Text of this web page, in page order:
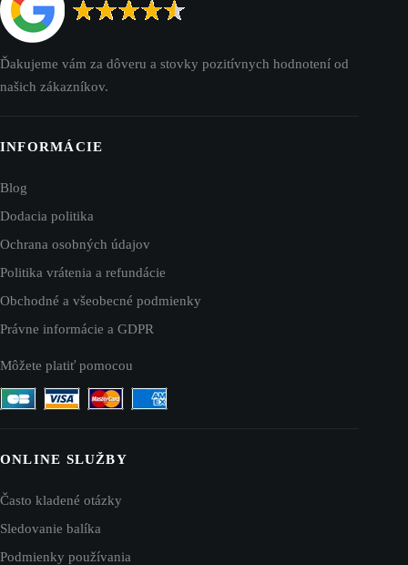
Ďakujeme vám za dôveru a stovky pozitívnych hodnotení od
našich zákazníkov.
INFORMÁCIE
Blog
Dodacia politika
Ochrana osobných údajov
Politika vrátenia a refundácie
Obchodné a všeobecné podmienky
Právne informácie a GDPR
Môžete platiť pomocou
ONLINE SLUŽBY
Často kladené otázky
Sledovanie balíka
Podmienky používania